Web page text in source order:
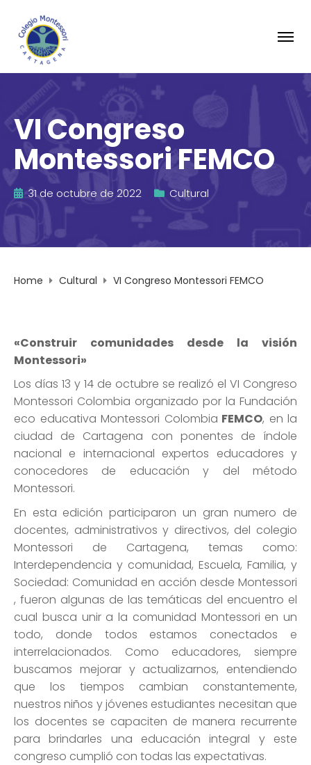
VI Congreso
Montessori FEMCO
31 de octubre de 2022 Cultural
Home Cultural VI Congreso Montessori FEMCO
«Construir comunidades desde la visión
Montessori»
Los días 13 y 14 de octubre se realizó el VI Congreso
Montessori Colombia organizado por la Fundación
eco educativa Montessori Colombia FEMCO, en la
ciudad de Cartagena con ponentes de índole
nacional e internacional expertos educadores y
conocedores de educación y del método
Montessori.
En esta edición participaron un gran numero de
docentes, administrativos y directivos, del colegio
Montessori de Cartagena, temas como:
Interdependencia y comunidad, Escuela, Familia, y
Sociedad: Comunidad en acción desde Montessori
, fueron algunas de las temáticas del encuentro el
cual busca unir a la comunidad Montessori en un
todo, donde todos estamos conectados e
interrelacionados. Como educadores, siempre
buscamos mejorar y actualizarnos, entendiendo
que los tiempos cambian constantemente,
nuestros niños y jóvenes estudiantes necesitan que
los docentes se capaciten de manera recurrente
para brindarles una educación integral y este
congreso cumplió con todas las expectativas.